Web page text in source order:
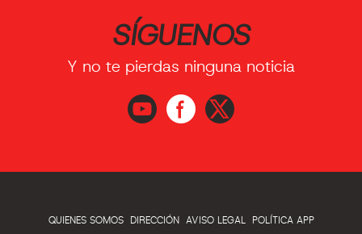
SÍGUENOS
Y no te pierdas ninguna noticia
QUIENES SOMOS DIRECCIÓN AVISO LEGAL POLÍTICA APP